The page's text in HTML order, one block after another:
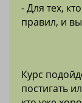
- Для тех,
правил, и
Курс
постигать